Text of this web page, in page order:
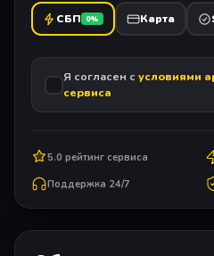
СБП 0% Карта
Я согласен с условиями
сервиса
5.0 рейтинг сервиса
Поддержка 24/7